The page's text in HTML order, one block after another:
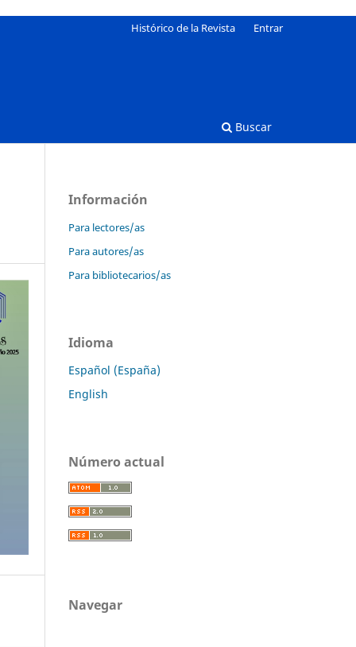
Buscar
Histórico de la Revista Entrar
Información
Para lectores/as
Para autores/as
Para bibliotecarios/as
Idioma
Español (España)
English
Número actual
Navegar